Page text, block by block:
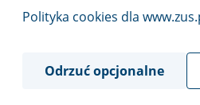
podmiotu
Jak możesz
Polityka cookies dla
Odrzuć opcjonalne